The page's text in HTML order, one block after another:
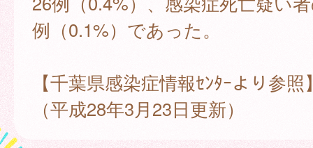
例（0.1%）であった。
【千葉県感染症情報ｾﾝﾀｰより参照
（平成28年3月23日更新）